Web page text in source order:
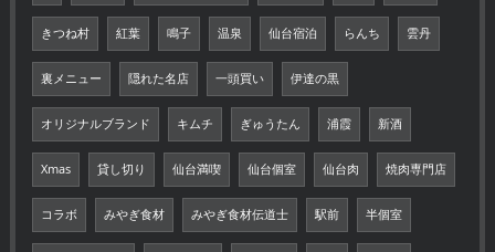
きつね村 紅葉 鳴子 温泉 仙台宿泊 らんち 雲丹
裏メニュー 隠れた名店 一頭買い 伊達の黒
オリジナルブランド キムチ ぎゅうたん 浦霞 新酒
Xmas 貸し切り 仙台満喫 仙台個室 仙台肉 焼肉専門店
コラボ みやぎ食材 みやぎ食材伝道士 駅前 半個室